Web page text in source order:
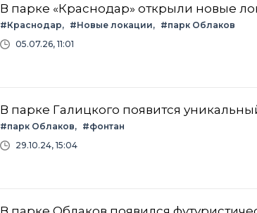
В парке «Краснодар» открыли новые
#Краснодар #Новые локации
#парк Облаков
05.07.26, 11:01
В парке Галицкого появится
#парк Облаков
#фонтан
29.10.24, 15:04